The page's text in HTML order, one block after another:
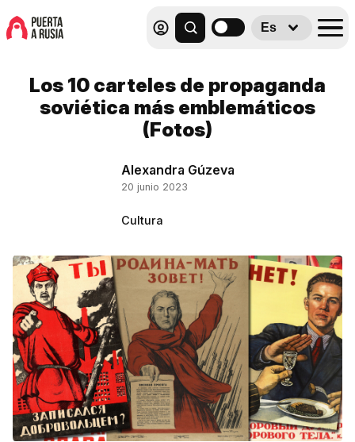
Es
Los 10 carteles de propaganda
soviética más emblemáticos
(Fotos)
Alexandra Gúzeva
20 junio 2023
Cultura